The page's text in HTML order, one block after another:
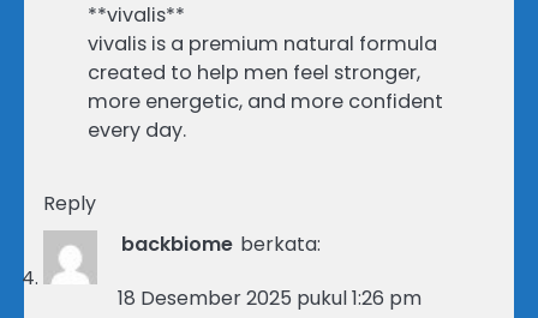
**vivalis**
vivalis is a premium natural formula
created to help men feel stronger,
more energetic, and more confident
every day.
Reply
backbiome berkata:
18 Desember 2025 pukul 1:26 pm